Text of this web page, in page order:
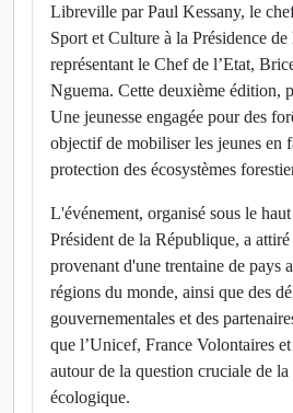
Libreville par Paul Kessany, le
Sport et Culture à la Présidence
représentant le Chef de l’Etat,
Nguema. Cette deuxième édition,
Une jeunesse engagée pour des
objectif de mobiliser les jeunes en
protection des écosystèmes
L'événement, organisé sous le
Président de la République, a
provenant d'une trentaine de pays
régions du monde, ainsi que des
gouvernementales et des
que l’Unicef, France Volontaires
autour de la question cruciale de
écologique.